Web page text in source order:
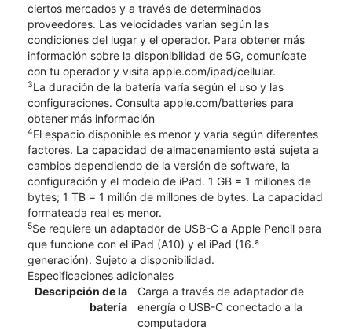
ciertos mercados y a través de determinados
proveedores. Las velocidades varían según las
condiciones del lugar y el operador. Para obtener más
información sobre la disponibilidad de 5G, comunícate
con tu operador y visita apple.com/ipad/cellular.
3La duración de la batería varía según el uso y las
configuraciones. Consulta apple.com/batteries para
obtener más información
4El espacio disponible es menor y varía según diferentes
factores. La capacidad de almacenamiento está sujeta a
cambios dependiendo de la versión de software, la
configuración y el modelo de iPad. 1 GB = 1 millones de
bytes; 1 TB = 1 millón de millones de bytes. La capacidad
formateada real es menor.
5Se requiere un adaptador de USB-C a Apple Pencil para
que funcione con el iPad (A10) y el iPad (16.ª
generación). Sujeto a disponibilidad.
Especificaciones adicionales
Descripción de la
batería
Carga a través de adaptador de
energía o USB-C conectado a la
computadora